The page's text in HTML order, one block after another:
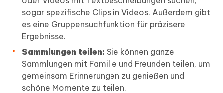
sogar spezifische Clips in Videos. Außerdem gibt
es eine Gruppensuchfunktion für präzisere
Ergebnisse.
Sammlungen teilen: Sie können ganze
Sammlungen mit Familie und Freunden teilen, um
gemeinsam Erinnerungen zu genießen und
schöne Momente zu teilen.